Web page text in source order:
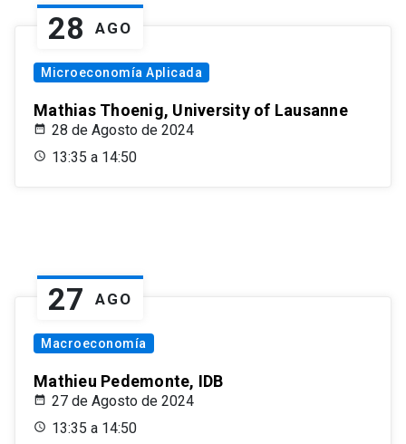
28 AGO
Microeconomía Aplicada
Mathias Thoenig, University of Lausanne
28 de Agosto de 2024
13:35 a 14:50
27 AGO
Macroeconomía
Mathieu Pedemonte, IDB
27 de Agosto de 2024
13:35 a 14:50